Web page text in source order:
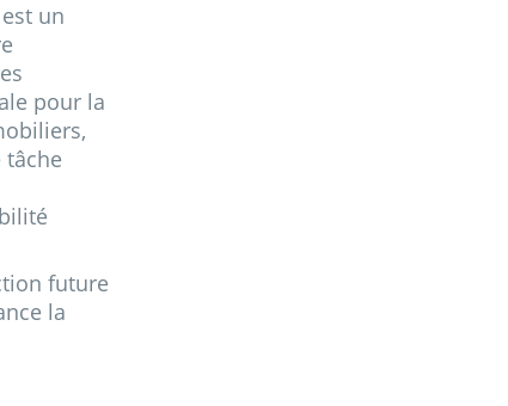
un
pour la
future
la